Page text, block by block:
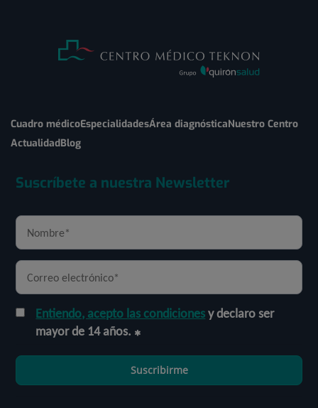
Cuadro médicoEspecialidadesÁrea diagnósticaNuestro Centro
ActualidadBlog
Suscríbete a nuestra Newsletter
Entiendo, acepto las condicionesy declaro ser
mayor de 14 años.
Suscribirme